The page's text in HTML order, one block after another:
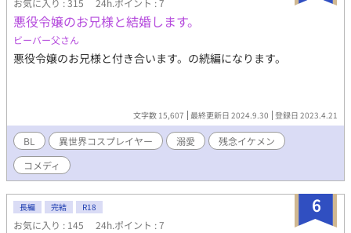
お気に入り : 315 24h.ポイント : 7
悪役令嬢のお兄様と結婚します。
ビーバー父さん
悪役令嬢のお兄様と付き合います。の続編になります。
文字数 15,607 最終更新日 2024.9.30 登録日 2023.4.21
BL 異世界コスプレイヤー 溺愛
残念イケメン
コメディ
6
長編 完結 R18
お気に入り : 145 24h.ポイント : 7